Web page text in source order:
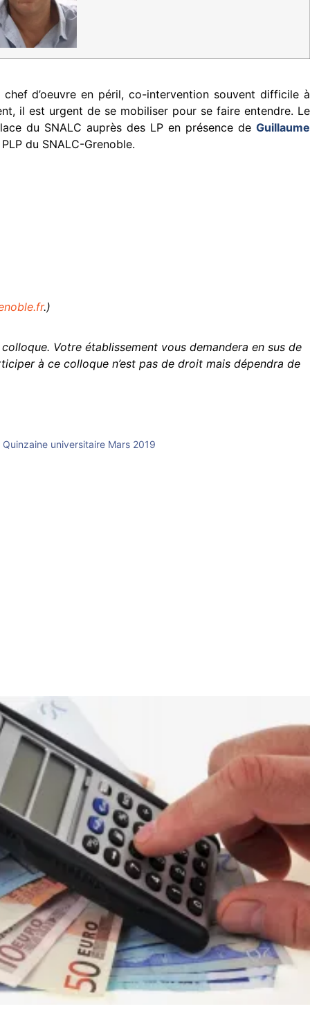
d’oeuvre en péril, co-intervention souvent difficile à
il est urgent de se mobiliser pour se faire entendre. Le
du SNALC auprès des LP en présence de Guillaume
du SNALC-Grenoble.
.)
Votre établissement vous demandera en sus de
à ce colloque n’est pas de droit mais dépendra de
Quinzaine universitaire Mars 2019